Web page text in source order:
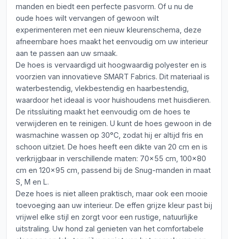
manden en biedt een perfecte pasvorm. Of u nu de
oude hoes wilt vervangen of gewoon wilt
experimenteren met een nieuw kleurenschema, deze
afneembare hoes maakt het eenvoudig om uw interieur
aan te passen aan uw smaak.
De hoes is vervaardigd uit hoogwaardig polyester en is
voorzien van innovatieve SMART Fabrics. Dit materiaal is
waterbestendig, vlekbestendig en haarbestendig,
waardoor het ideaal is voor huishoudens met huisdieren.
De ritssluiting maakt het eenvoudig om de hoes te
verwijderen en te reinigen. U kunt de hoes gewoon in de
wasmachine wassen op 30°C, zodat hij er altijd fris en
schoon uitziet. De hoes heeft een dikte van 20 cm en is
verkrijgbaar in verschillende maten: 70x55 cm, 100x80
cm en 120x95 cm, passend bij de Snug-manden in maat
S, M en L.
Deze hoes is niet alleen praktisch, maar ook een mooie
toevoeging aan uw interieur. De effen grijze kleur past bij
vrijwel elke stijl en zorgt voor een rustige, natuurlijke
uitstraling. Uw hond zal genieten van het comfortabele